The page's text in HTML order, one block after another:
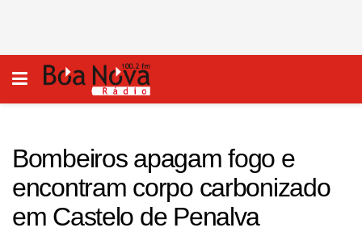
Bombeiros apagam fogo e
encontram corpo carbonizado
em Castelo de Penalva